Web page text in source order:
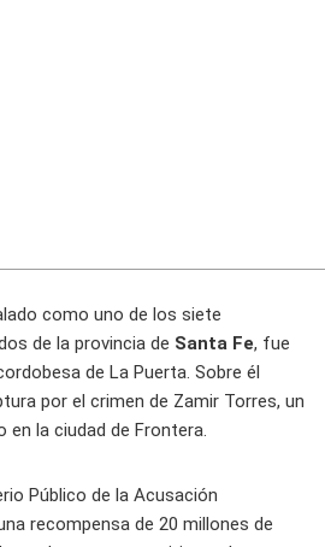
como uno de los siete
de la provincia de Santa Fe, fue
de La Puerta. Sobre él
por el crimen de Zamir Torres, un
en la ciudad de Frontera.
Público de la Acusación
recompensa de 20 millones de